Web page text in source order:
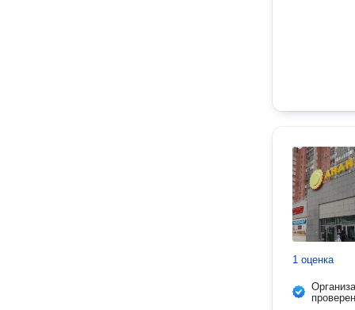
1 оценка